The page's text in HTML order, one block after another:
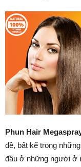
Phun Hair
đề, bất kể trong
đầu ở những người ở